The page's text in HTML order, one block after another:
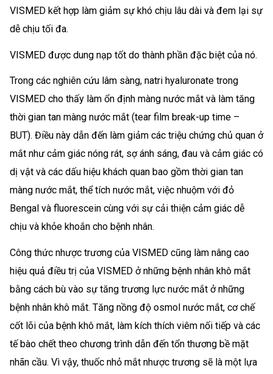
VISMED kết hợp làm giảm sự khó chịu lâu dài và đem lại sự
dễ chịu tối đa.
VISMED được dung nạp tốt do thành phần đặc biệt của nó.
Trong các nghiên cứu lâm sàng, natri hyaluronate trong
VISMED cho thấy làm ổn định màng nước mắt và làm tăng
thời gian tan màng nước mắt (tear film break-up time –
BUT). Điều này dẫn đến làm giảm các triệu chứng chủ quan ở
mắt như cảm giác nóng rát, sợ ánh sáng, đau và cảm giác có
dị vật và các dấu hiệu khách quan bao gồm thời gian tan
màng nước mắt, thể tích nước mắt, việc nhuộm với đỏ
Bengal và fluorescein cùng với sự cải thiện cảm giác dễ
chịu và khỏe khoắn cho bệnh nhân.
Công thức nhược trương của VISMED cũng làm nâng cao
hiệu quả điều trị của VISMED ở những bệnh nhân khô mắt
bằng cách bù vào sự tăng trương lực nước mắt ở những
bệnh nhân khô mắt. Tăng nồng độ osmol nước mắt, cơ chế
cốt lõi của bệnh khô mắt, làm kích thích viêm nối tiếp và các
tế bào chết theo chương trình dẫn đến tổn thương bề mặt
nhãn cầu. Vì vậy, thuốc nhỏ mắt nhược trương sẽ là một lựa